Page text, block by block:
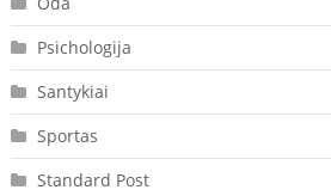
Psichologija
Santykiai
Sportas
Standard Post